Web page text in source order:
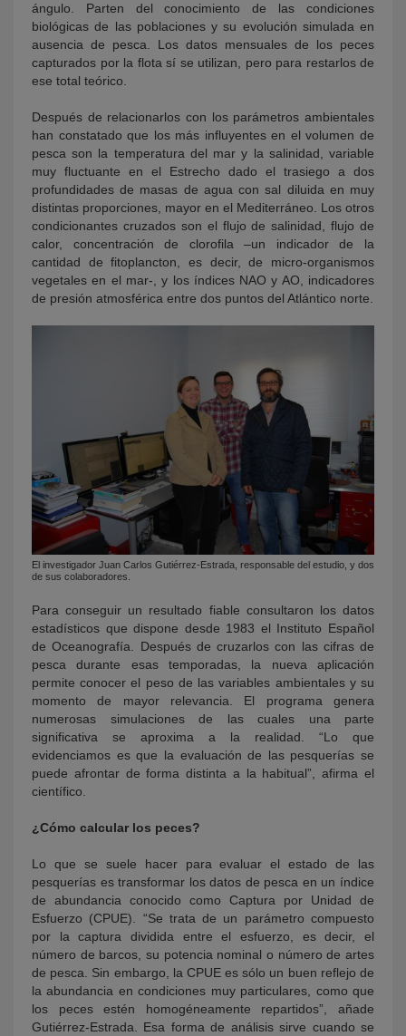
ángulo. Parten del conocimiento de las condiciones
biológicas de las poblaciones y su evolución simulada en
ausencia de pesca. Los datos mensuales de los peces
capturados por la flota sí se utilizan, pero para restarlos de
ese total teórico.
Después de relacionarlos con los parámetros ambientales
han constatado que los más influyentes en el volumen de
pesca son la temperatura del mar y la salinidad, variable
muy fluctuante en el Estrecho dado el trasiego a dos
profundidades de masas de agua con sal diluida en muy
distintas proporciones, mayor en el Mediterráneo. Los otros
condicionantes cruzados son el flujo de salinidad, flujo de
calor, concentración de clorofila –un indicador de la
cantidad de fitoplancton, es decir, de micro-organismos
vegetales en el mar-, y los índices NAO y AO, indicadores
de presión atmosférica entre dos puntos del Atlántico norte.
El investigador Juan Carlos Gutiérrez-Estrada, responsable del estudio, y dos
de sus colaboradores.
Para conseguir un resultado fiable consultaron los datos
estadísticos que dispone desde 1983 el Instituto Español
de Oceanografía. Después de cruzarlos con las cifras de
pesca durante esas temporadas, la nueva aplicación
permite conocer el peso de las variables ambientales y su
momento de mayor relevancia. El programa genera
numerosas simulaciones de las cuales una parte
significativa se aproxima a la realidad. “Lo que
evidenciamos es que la evaluación de las pesquerías se
puede afrontar de forma distinta a la habitual”, afirma el
científico.
¿Cómo calcular los peces?
Lo que se suele hacer para evaluar el estado de las
pesquerías es transformar los datos de pesca en un índice
de abundancia conocido como Captura por Unidad de
Esfuerzo (CPUE). “Se trata de un parámetro compuesto
por la captura dividida entre el esfuerzo, es decir, el
número de barcos, su potencia nominal o número de artes
de pesca. Sin embargo, la CPUE es sólo un buen reflejo de
la abundancia en condiciones muy particulares, como que
los peces estén homogéneamente repartidos”, añade
Gutiérrez-Estrada. Esa forma de análisis sirve cuando se